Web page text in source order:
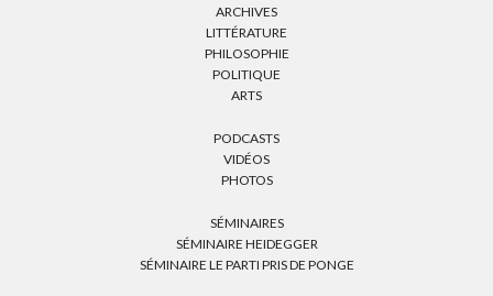
ARCHIVES
LITTÉRATURE
PHILOSOPHIE
POLITIQUE
ARTS
PODCASTS
VIDÉOS
PHOTOS
SÉMINAIRES
SÉMINAIRE HEIDEGGER
SÉMINAIRE LE PARTI PRIS DE PONGE